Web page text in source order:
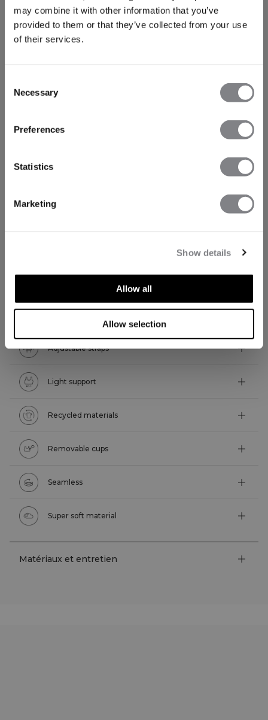
may combine it with other information that you’ve
provided to them or that they’ve collected from your use
of their services.
Selection
Necessary
Preferences
Statistics
Marketing
Show details
Allow all
Allow selection
ASPECTS TECHNIQUES
Adjustable straps
Light support
Recycled materials
Removable cups
Seamless
Super soft material
Matériaux et entretien